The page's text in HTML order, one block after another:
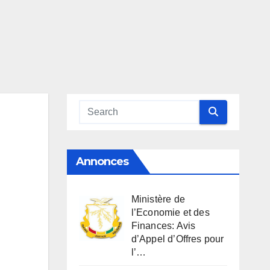
Annonces
Ministère de
l’Economie et des
Finances: Avis
d’Appel d’Offres pour
l’…